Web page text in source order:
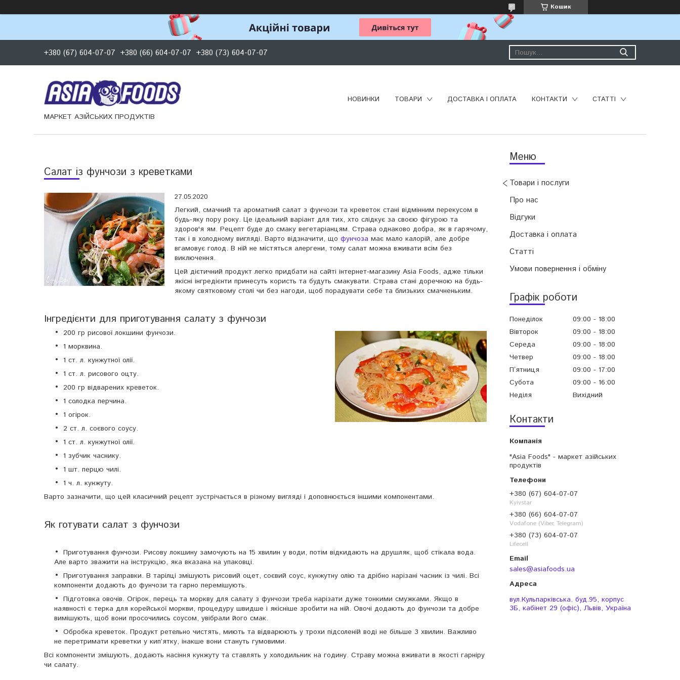
Кошик
+380 (67) 604-07-07 +380 (66) 604-07-07 +380 (73) 604-07-07
МАРКЕТ АЗІЙСЬКИХ ПРОДУКТІВ
НОВИНКИ ТОВАРИ ДОСТАВКА І ОПЛАТА КОНТАКТИ СТАТТІ
Товари і послуги
Про нас
Відгуки
Доставка і оплата
Статті
Умови повернення і обміну
Графік роботи
Понеділок 09:00
18:00
Вівторок
09:00
18:00
Середа
09:00
18:00
Четвер
09:00
18:00
Пʼятниця
09:00
17:00
Субота
09:00
16:00
Неділя
Вихідний
Контакти
"Asia Foods" - маркет азійських
продуктів
+380 (67) 604-07-07
Kyivstar
+380 (66) 604-07-07
Vodafone (Viber, Telegram)
+380 (73) 604-07-07
Lifecell
sales@asiafoods.ua
вул.Кульпарківська. буд.95, корпус
3Б, кабінет 29 (офіс), Львів, Україна
Салат із фунчози з креветками
27.05.2020
Легкий, смачний та ароматний салат з фунчози та креветок стані відмінним перекусом в
будь-яку пору року. Це ідеальний варіант для тих, хто слідкує за своєю фігурою та
здоров'я ям. Рецепт буде до смаку вегетаріанцям. Страва однаково добра, як в гарячому,
так і в холодному вигляді. Варто відзначити, що фунчоза має мало калорій, але добре
вгамовує голод. В ній не містяться алергени, тому салат можна вживати всім без
виключення.
Цей дієтичний продукт легко придбати на сайті інтернет-магазину Asia Foods, адже тільки
якісні інгредієнти принесуть користь та будуть смакувати. Страва стані доречною на будь-
якому святковому столі чи без нагоди, щоб порадувати себе та близьких смачненьким.
Інгредієнти для приготування салату з фунчози
200 гр рисової локшини фунчози.
1 морквина.
1 ст. л. кунжутної олії.
1 ст. л. рисового оцту.
200 гр відварених креветок.
1 солодка перчина.
1 огірок.
2 ст. л. соєвого соусу.
1 ст. л. кунжутної олії.
1 зубчик часнику.
1 шт. перцю чилі.
1 ч. л. кунжуту.
Варто зазначити, що цей класичний рецепт зустрічається в різному вигляді і доповнюється іншими компонентами.
Як готувати салат з фунчози
Приготування фунчози. Рисову локшину замочують на 15 хвилин у води, потім відкидають на друшляк, щоб стікала вода.
Але варто зважити на інструкцію, яка вказана на упаковці.
Приготування заправки. В тарілці змішують рисовий оцет, соєвий соус, кунжутну олію та дрібно нарізані часник із чилі. Всі
компоненти додають до фунчози та гарно перемішують.
Підготовка овочів. Огірок, перець та моркву для салату з фунчози треба нарізати дуже тонкими смужками. Якщо в
наявності є терка для корейської моркви, процедуру швидше і якісніше зробити на ній. Овочі додають до фунчози та добре
вимішують, щоб вони просочились соусом, увібрали його смак.
Обробка креветок. Продукт ретельно чистять, миють та відварюють у трохи підсоленій воді не більше 3 хвилин. Важливо
не перетримати креветки у кип’ятку, інакше вони стануть гумовими.
Всі компоненти змішують, додають насіння кунжуту та ставлять у холодильник на годину. Страву можна вживати в якості гарніру
чи салату.